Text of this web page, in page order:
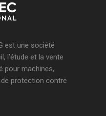
est une société
l’étude et la vente
pour machines,
protection contre